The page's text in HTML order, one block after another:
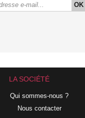
OK
LA SOCIÉTÉ
Qui sommes-nous ?
Nous contacter